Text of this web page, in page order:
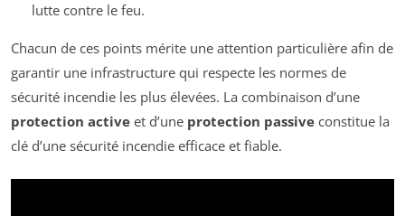
lutte contre le feu.
Chacun de ces points mérite une attention particulière afin de
garantir une infrastructure qui respecte les normes de
sécurité incendie les plus élevées. La combinaison d’une
protection active et d’une protection passive constitue la
clé d’une sécurité incendie efficace et fiable.